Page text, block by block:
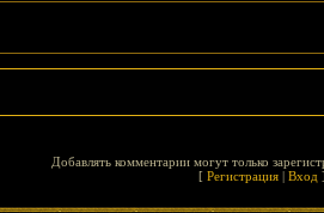
Добавлять комментарии могут только
[ Регистрация| Вход ]